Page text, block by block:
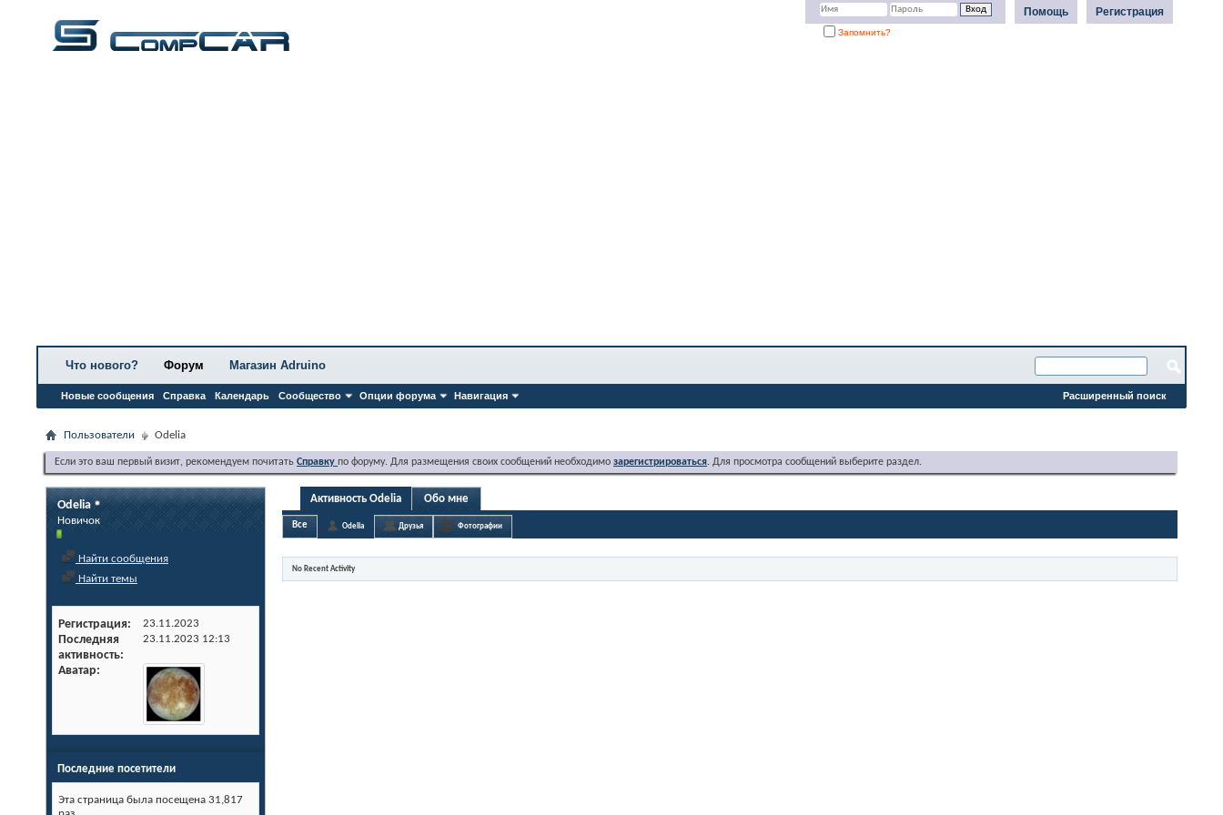
Регистрация
Помощь
Запомнить?
Что нового? Форум
Новые сообщения Справка Календарь Сообщество Опции форума Навигация
Магазин Adruino
Расширенный поиск
Пользователи Odelia
Если это ваш первый визит, рекомендуем почитать Справку по форуму. Для размещения своих сообщений необходимо зарегистрироваться. Для просмотра сообщений выберите раздел.
Odelia
Новичок
Найти сообщения
Найти темы
Регистрация 23.11.2023
Последняя
активность
23.11.2023 12:13
Аватар
Последние посетители
Эта страница была посещена 31,817
Активность Odelia Обо мне
Все Odelia Друзья Фотографии
No Recent Activity